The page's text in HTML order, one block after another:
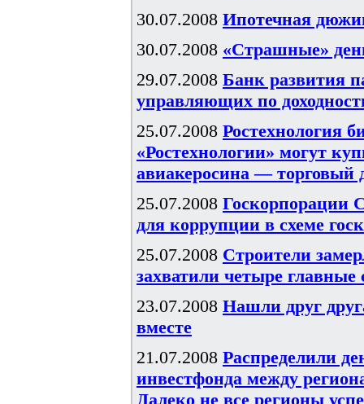
30.07.2008 Ипотечная
30.07.2008 «Cтрашные»
29.07.2008 Банк развития
управляющих по
25.07.2008 Ростехнология
«Ростехнологии» могут
авиакеросина — торговый
25.07.2008 Госкорпорации
для коррупции в схеме
25.07.2008 Строители
захватили четыре
23.07.2008 Нашли друг
вместе
21.07.2008 Распределили
инвестфонда между
Далеко не все регионы